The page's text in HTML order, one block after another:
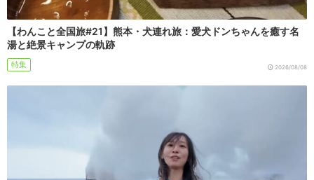
【わんこと全国旅#21】熊本・犬連れ旅：愛犬ドンちゃんを癒す名
湯と絶景キャンプの軌跡
特集 2026/08/08